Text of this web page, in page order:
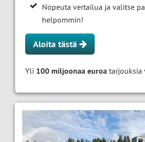
Nopeuta vertailua ja valitse
helpommin!
Aloita tästä
Yli 100 miljoonaa euroa tarjouksia